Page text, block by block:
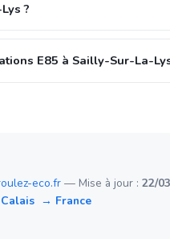
?
E85 à Sailly-Sur-La-
eco.fr — Mise à jour : 22/
→ France